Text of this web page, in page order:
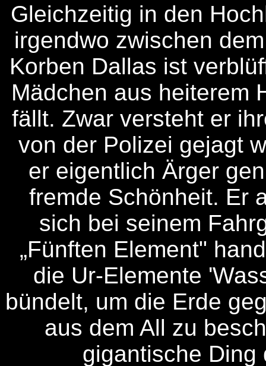
Gleichzeitig in den
irgendwo zwischen
Korben Dallas ist
Mädchen aus heiterem
fällt. Zwar versteht er
von der Polizei gejagt
er eigentlich Ärger
fremde Schönheit. Er
sich bei seinem
„Fünften Element"
die Ur-Elemente
bündelt, um die Erde
aus dem All zu
gigantische Ding